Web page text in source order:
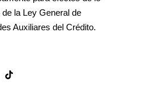
la Ley General de
Auxiliares del Crédito.